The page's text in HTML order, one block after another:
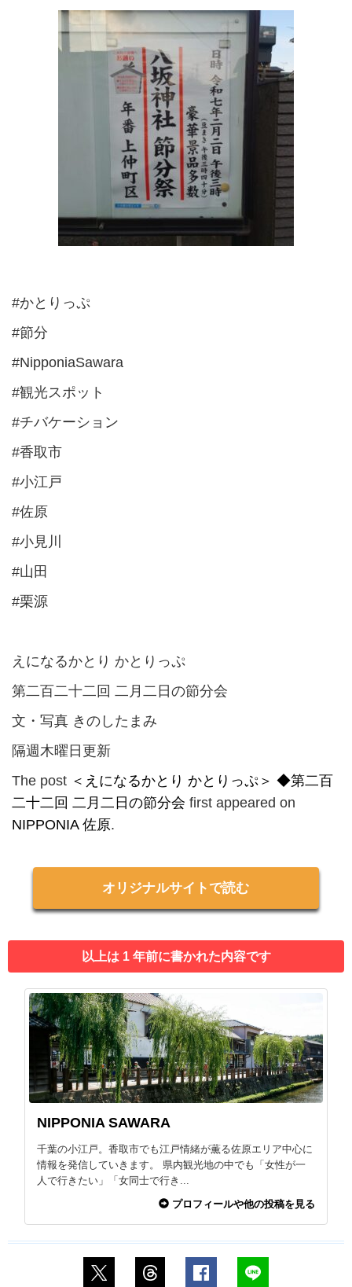
#かとりっぷ
#節分
#NipponiaSawara
#観光スポット
#チバケーション
#香取市
#小江戸
#佐原
#小見川
#山田
#栗源
えになるかとり かとりっぷ
第二百二十二回 二月二日の節分会
文・写真 きのしたまみ
隔週木曜日更新
The post ＜えになるかとり かとりっぷ＞ ◆第二百
二十二回 二月二日の節分会 first appeared on
NIPPONIA 佐原.
オリジナルサイトで読む
以上は 1 年前に書かれた内容です
NIPPONIA SAWARA
千葉の小江戸。香取市でも江戸情緒が薫る佐原エリア中心に
情報を発信していきます。 県内観光地の中でも「女性が一
人で行きたい」「女同士で行き...
プロフィールや他の投稿を見る